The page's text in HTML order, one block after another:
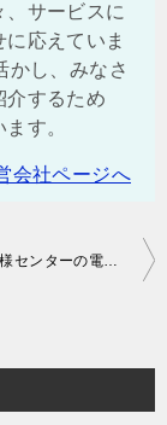
サービスに
応えていま
かし、みなさ
介するため
います。
会社ページへ
阪神高速お客様センターの電話番号 | リアルタイムの渋滞情報の問い合わせも